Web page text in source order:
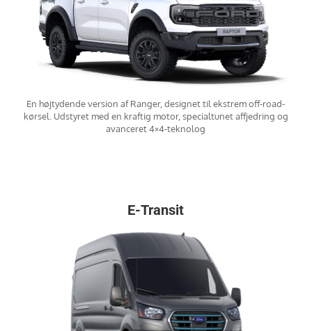
En højtydende version af Ranger, designet til ekstrem off-road-
kørsel. Udstyret med en kraftig motor, specialtunet affjedring og
avanceret 4×4-teknolog
E-Transit